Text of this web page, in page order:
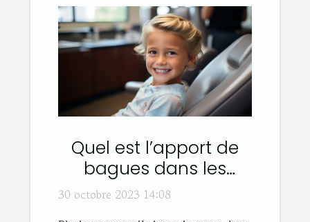
Quel est l’apport de
bagues dans les
traitements dentaires
30 octobre 2023 14:08